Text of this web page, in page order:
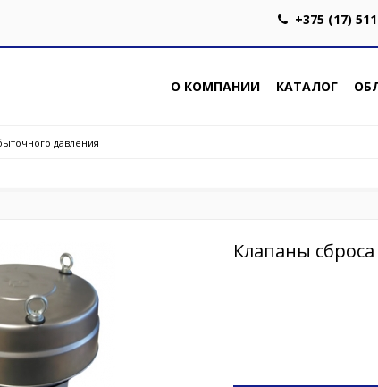
+375 (17)
О КОМПАНИИ КАТАЛОГ
давления
Клапаны